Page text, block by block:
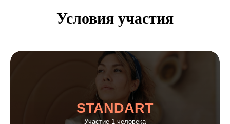
Условия участия
STANDART
Участие 1 человека